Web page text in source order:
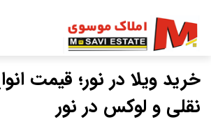
خرید ویلا در نور؛ قیمت
نقلی و لوکس در نور